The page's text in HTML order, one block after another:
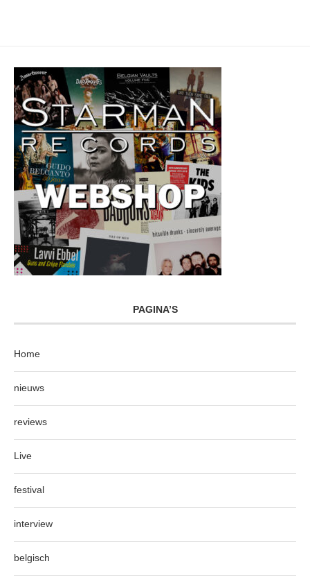
PAGINA’S
Home
nieuws
reviews
Live
festival
interview
belgisch